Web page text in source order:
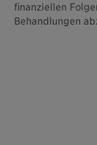
finanziellen
Behandlungen